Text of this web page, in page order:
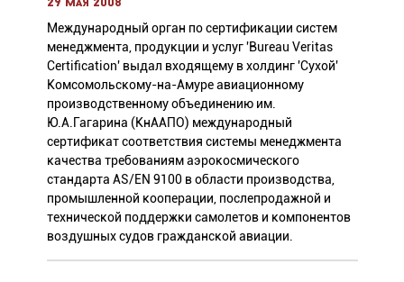
29 мая 2008
Международный орган по сертификации систем
менеджмента, продукции и услуг 'Bureau Veritas
Certification' выдал входящему в холдинг 'Сухой'
Комсомольскому-на-Амуре авиационному
производственному объединению им.
Ю.А.Гагарина (КнААПО) международный
сертификат соответствия системы менеджмента
качества требованиям аэрокосмического
стандарта AS/EN 9100 в области производства,
промышленной кооперации, послепродажной и
технической поддержки самолетов и компонентов
воздушных судов гражданской авиации.